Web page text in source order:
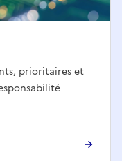
prioritaires et